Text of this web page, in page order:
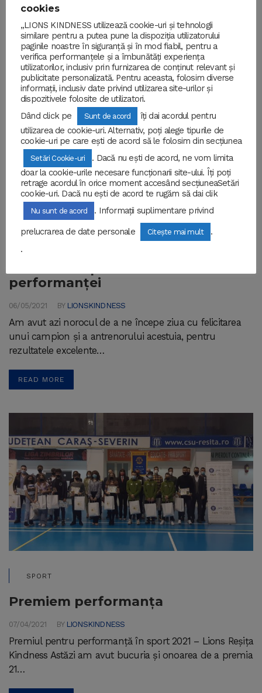
multitudine de locuri minunate din frumoasa noastră
READ MORE
performanței
06/05/2021 BY LIONSKINDNESS
Am avut azi norocul de a ne începe ziua cu felicitarea
unui campion și a antrenorului acestuia, pentru
rezultatele excelente…
READ MORE
SPORT
Premiem performanța
07/04/2021 BY LIONSKINDNESS
Premiul pentru performanță în sport 2021 – Lions Reșița
Kindness Astăzi am avut bucuria și onoarea de a premia
21…
cookies
„LIONS KINDNESS utilizează cookie-uri și tehnologii
similare pentru a putea pune la dispoziția utilizatorului
paginile noastre în siguranță și în mod fiabil, pentru a
verifica performanțele și a îmbunătăți experiența
utilizatorilor, inclusiv prin furnizarea de conținut relevant și
publicitate personalizată. Pentru aceasta, folosim diverse
informații, inclusiv date privind utilizarea site-urilor și
dispozitivele folosite de utilizatori.
Dând click pe
Sunt de acord
îți dai acordul pentru
utilizarea de cookie-uri. Alternativ, poți alege tipurile de
cookie-uri pe care ești de acord să le folosim din secțiunea
Setări Cookie-uri
. Dacă nu ești de acord, ne vom limita
doar la cookie-urile necesare funcționarii site-ului. Îți poți
retrage acordul în orice moment accesând secțiuneaSetări
cookie-uri. Dacă nu ești de acord te rugăm să dai clik
Nu sunt de acord
. Informații suplimentare privind
prelucrarea de date personale
Citește mai mult
.
.